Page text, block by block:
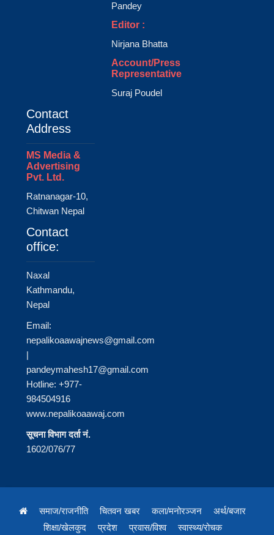
Pandey
Editor :
Nirjana Bhatta
Account/Press
Representative
Suraj Poudel
Contact
Address
MS Media &
Advertising
Pvt. Ltd.
Ratnanagar-10,
Chitwan Nepal
Contact
office:
Naxal
Kathmandu,
Nepal
Email:
nepalikoaawajnews@gmail.com
|
pandeymahesh17@gmail.com
Hotline: +977-
984504916
www.nepalikoaawaj.com
सूचना विभाग दर्ता नं.
1602/076/77
समाज/राजनीति चितवन खबर कला/मनोरञ्जन
अर्थ/बजार
शिक्षा/खेलकुद
प्रदेश प्रवास/विश्व स्वास्थ्य/रोचक